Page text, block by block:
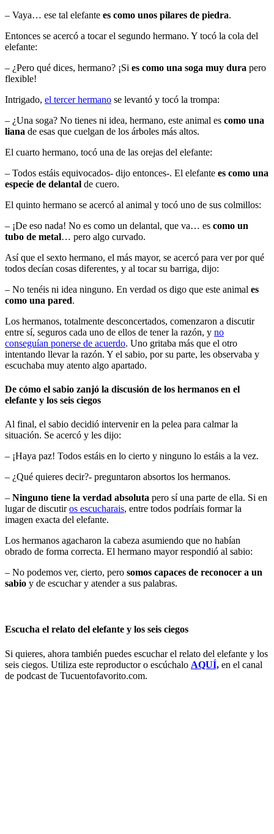
– Vaya… ese tal elefante es como unos pilares de piedra.
Entonces se acercó a tocar el segundo hermano. Y tocó la cola del
elefante:
– ¿Pero qué dices, hermano? ¡Si es como una soga muy dura pero
flexible!
Intrigado, el tercer hermano se levantó y tocó la trompa:
– ¿Una soga? No tienes ni idea, hermano, este animal es como una
liana de esas que cuelgan de los árboles más altos.
El cuarto hermano, tocó una de las orejas del elefante:
– Todos estáis equivocados- dijo entonces-. El elefante es como una
especie de delantal de cuero.
El quinto hermano se acercó al animal y tocó uno de sus colmillos:
– ¡De eso nada! No es como un delantal, que va… es como un
tubo de metal… pero algo curvado.
Así que el sexto hermano, el más mayor, se acercó para ver por qué
todos decían cosas diferentes, y al tocar su barriga, dijo:
– No tenéis ni idea ninguno. En verdad os digo que este animal es
como una pared.
Los hermanos, totalmente desconcertados, comenzaron a discutir
entre sí, seguros cada uno de ellos de tener la razón, y no
conseguían ponerse de acuerdo. Uno gritaba más que el otro
intentando llevar la razón. Y el sabio, por su parte, les observaba y
escuchaba muy atento algo apartado.
De cómo el sabio zanjó la discusión de los hermanos en el
elefante y los seis ciegos
Al final, el sabio decidió intervenir en la pelea para calmar la
situación. Se acercó y les dijo:
– ¡Haya paz! Todos estáis en lo cierto y ninguno lo estáis a la vez.
– ¿Qué quieres decir?- preguntaron absortos los hermanos.
– Ninguno tiene la verdad absoluta pero sí una parte de ella. Si en
lugar de discutiros escucharais, entre todos podríais formar la
imagen exacta del elefante.
Los hermanos agacharon la cabeza asumiendo que no habían
obrado de forma correcta. El hermano mayor respondió al sabio:
– No podemos ver, cierto, pero somos capaces de reconocer a un
sabio y de escuchar y atender a sus palabras.
Escucha el relato del elefante y los seis ciegos
Si quieres, ahora también puedes escuchar el relato del elefante y los
seis ciegos. Utiliza este reproductor o escúchalo AQUÍ, en el canal
de podcast de Tucuentofavorito.com.